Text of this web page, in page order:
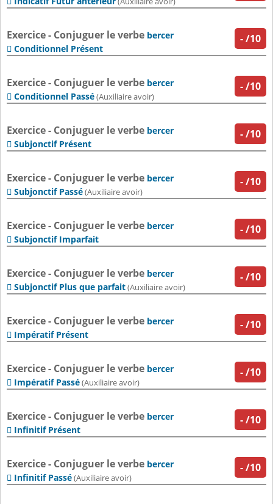
-/10
Exercice - Conjuguer le verbe bercer
 Conditionnel Présent
-/10
Exercice - Conjuguer le verbe bercer
 Conditionnel Passé(Auxiliaire avoir)
-/10
Exercice - Conjuguer le verbe bercer
 Subjonctif Présent
-/10
Exercice - Conjuguer le verbe bercer
 Subjonctif Passé(Auxiliaire avoir)
-/10
Exercice - Conjuguer le verbe bercer
 Subjonctif Imparfait
-/10
Exercice - Conjuguer le verbe bercer
 Subjonctif Plus que parfait(Auxiliaire avoir)
-/10
Exercice - Conjuguer le verbe bercer
 Impératif Présent
-/10
Exercice - Conjuguer le verbe bercer
 Impératif Passé(Auxiliaire avoir)
-/10
Exercice - Conjuguer le verbe bercer
 Infinitif Présent
-/10
Exercice - Conjuguer le verbe bercer
 Infinitif Passé(Auxiliaire avoir)